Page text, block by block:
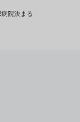
病院決まる